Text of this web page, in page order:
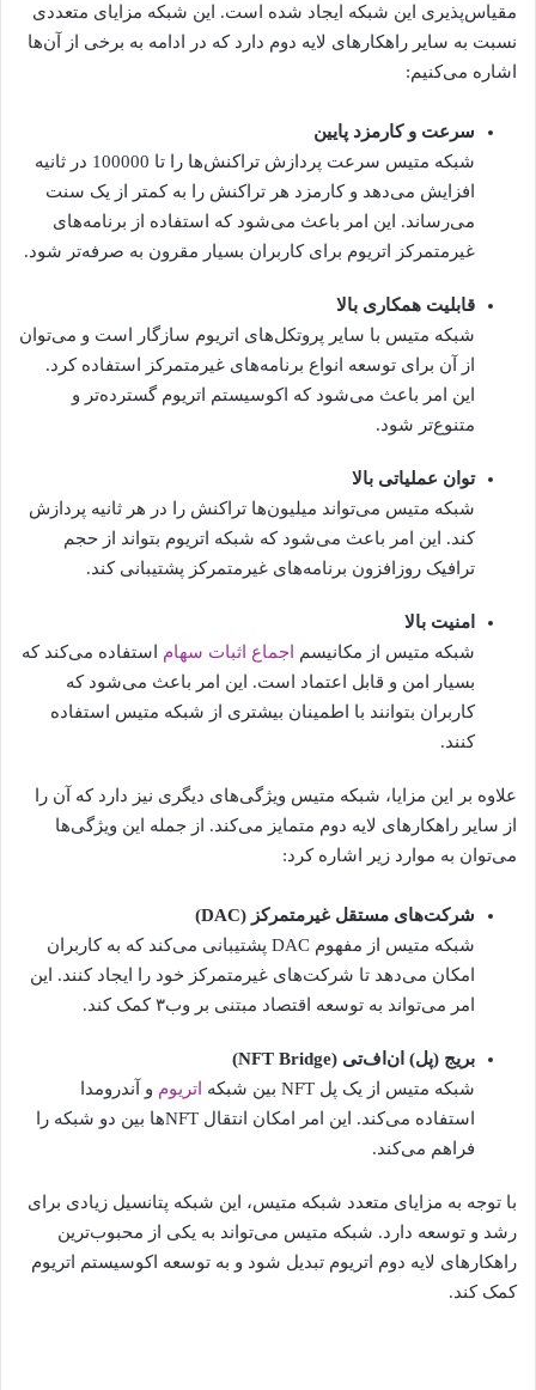
مقیاس‌پذیری این شبکه ایجاد شده است. این شبکه مزایای متعددی
نسبت به سایر راهکارهای لایه دوم دارد که در ادامه به برخی از آن‌ها
اشاره می‌کنیم:
سرعت و کارمزد پایین
شبکه متیس سرعت پردازش تراکنش‌ها را تا 100000 در ثانیه
افزایش می‌دهد و کارمزد هر تراکنش را به کمتر از یک سنت
می‌رساند. این امر باعث می‌شود که استفاده از برنامه‌های
غیرمتمرکز اتریوم برای کاربران بسیار مقرون به صرفه‌تر شود.
قابلیت همکاری بالا
شبکه متیس با سایر پروتکل‌های اتریوم سازگار است و می‌توان
از آن برای توسعه انواع برنامه‌های غیرمتمرکز استفاده کرد.
این امر باعث می‌شود که اکوسیستم اتریوم گسترده‌تر و
متنوع‌تر شود.
توان عملیاتی بالا
شبکه متیس می‌تواند میلیون‌ها تراکنش را در هر ثانیه پردازش
کند. این امر باعث می‌شود که شبکه اتریوم بتواند از حجم
ترافیک روزافزون برنامه‌های غیرمتمرکز پشتیبانی کند.
امنیت بالا
شبکه متیس از مکانیسم
اجماع اثبات سهام استفاده می‌کند که
بسیار امن و قابل اعتماد است. این امر باعث می‌شود که
کاربران بتوانند با اطمینان بیشتری از شبکه متیس استفاده
کنند.
علاوه بر این مزایا، شبکه متیس ویژگی‌های دیگری نیز دارد که آن را
از سایر راهکارهای لایه دوم متمایز می‌کند. از جمله این ویژگی‌ها
می‌توان به موارد زیر اشاره کرد:
شرکت‌های مستقل غیرمتمرکز (DAC)
شبکه متیس از مفهوم DAC پشتیبانی می‌کند که به کاربران
امکان می‌دهد تا شرکت‌های غیرمتمرکز خود را ایجاد کنند. این
امر می‌تواند به توسعه اقتصاد مبتنی بر وب۳ کمک کند.
بریج (پل) ان‌اف‌تی (NFT Bridge)
شبکه متیس از یک پل NFT بین شبکه
اتریوم و آندرومدا
استفاده می‌کند. این امر امکان انتقال NFT‌ها بین دو شبکه را
فراهم می‌کند.
با توجه به مزایای متعدد شبکه متیس، این شبکه پتانسیل زیادی برای
رشد و توسعه دارد. شبکه متیس می‌تواند به یکی از محبوب‌ترین
راهکارهای لایه دوم اتریوم تبدیل شود و به توسعه اکوسیستم اتریوم
کمک کند.